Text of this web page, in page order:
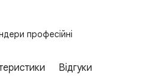
професійні
Відгуки